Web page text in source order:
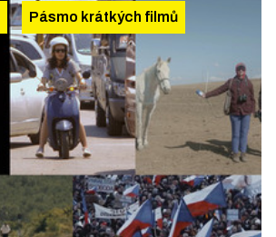
Pásmo krátkých filmů